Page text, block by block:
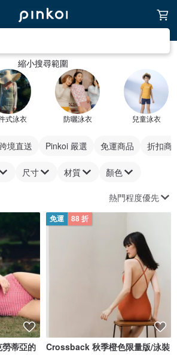
縮小搜尋範圍
式泳衣 防曬泳衣 兒童泳衣
境直送 Pinkoi 嚴選 免運商品 折扣商
尺寸 材質 顏色
熱門程度優先
蒂亞的
免運 88 折
Crossback 秋季橙色限量版/泳裝